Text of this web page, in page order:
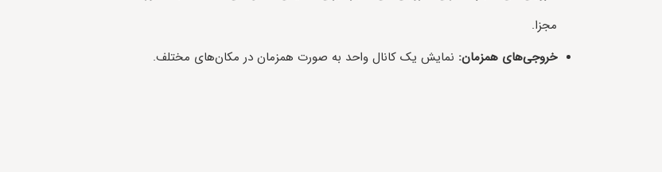
مجزا.
خروجی‌های همزمان: نمایش یک کانال واحد به صورت همزمان در مکان‌های مختلف.